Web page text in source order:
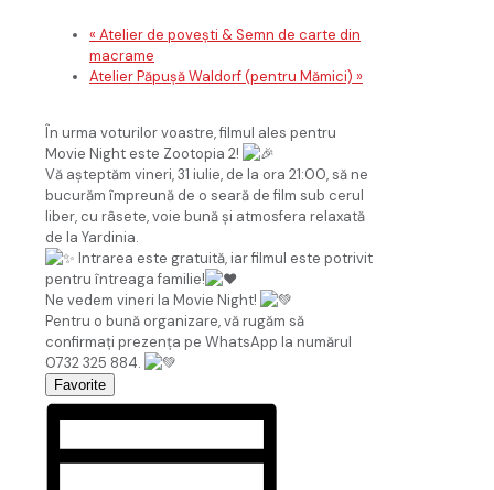
« Atelier de povești & Semn de carte din
macrame
Atelier Păpușă Waldorf (pentru Mămici) »
În urma voturilor voastre, filmul ales pentru
Movie Night este Zootopia 2!
Vă așteptăm vineri, 31 iulie, de la ora 21:00, să ne
bucurăm împreună de o seară de film sub cerul
liber, cu râsete, voie bună și atmosfera relaxată
de la Yardinia.
Intrarea este gratuită, iar filmul este potrivit
pentru întreaga familie!
Ne vedem vineri la Movie Night!
Pentru o bună organizare, vă rugăm să
confirmați prezența pe WhatsApp la numărul
0732 325 884.
Favorite